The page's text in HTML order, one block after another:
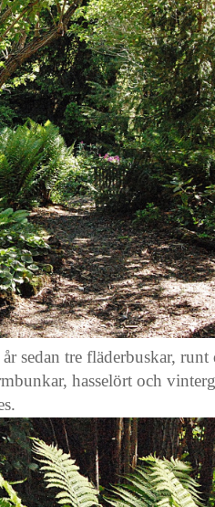
tre fläderbuskar, runt
hasselört och